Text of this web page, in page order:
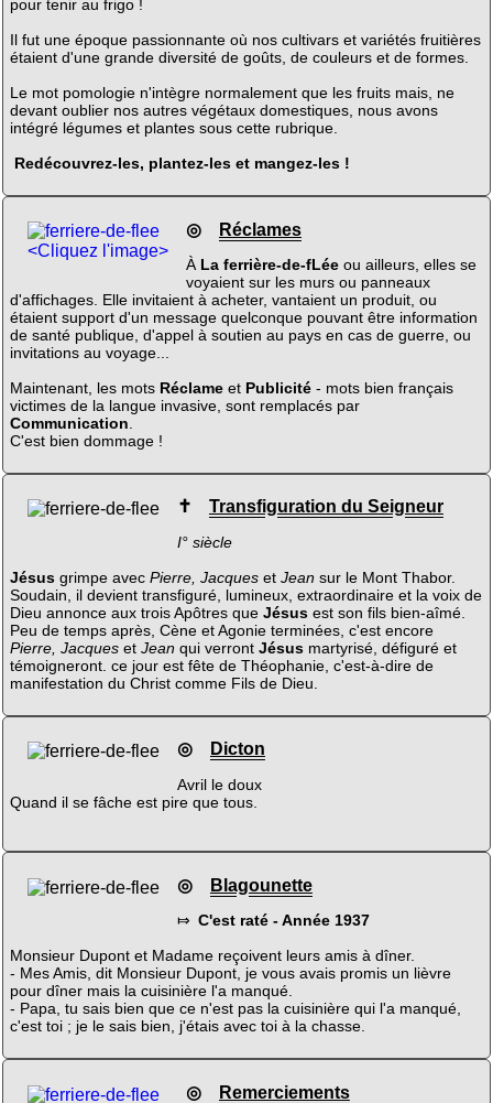
pour tenir au frigo !
Il fut une époque passionnante où nos cultivars et variétés fruitières
étaient d'une grande diversité de goûts, de couleurs et de formes.
Le mot pomologie n'intègre normalement que les fruits mais, ne
devant oublier nos autres végétaux domestiques, nous avons
intégré légumes et plantes sous cette rubrique.
Redécouvrez-les, plantez-les et mangez-les !
<Cliquez l'image>
◎ Réclames
À La ferrière-de-fLéeou ailleurs, elles se
voyaient sur les murs ou panneaux
d'affichages. Elle invitaient à acheter, vantaient un produit, ou
étaient support d'un message quelconque pouvant être information
de santé publique, d'appel à soutien au pays en cas de guerre, ou
invitations au voyage...
Maintenant, les mots Réclameet Publicité- mots bien français
victimes de la langue invasive, sont remplacés par
Communication
C'est bien dommage !
✝ Transfiguration du Seigneur
I° siècle
Jésusgrimpe avec Pierre, Jacqueset Jean sur le Mont Thabor.
Soudain, il devient transfiguré, lumineux, extraordinaire et la voix de
Dieu annonce aux trois Apôtres que Jésusest son fils bien-aîmé.
Peu de temps après, Cène et Agonie terminées, c'est encore
Pierre, Jacqueset Jean qui verront Jésusmartyrisé, défiguré et
témoigneront. ce jour est fête de Théophanie, c'est-à-dire de
manifestation du Christ comme Fils de Dieu.
◎ Dicton
Avril le doux
Quand il se fâche est pire que tous.
◎ Blagounette
⤇ C'est raté - Année 1937
Monsieur Dupont et Madame reçoivent leurs amis à dîner.
- Mes Amis, dit Monsieur Dupont, je vous avais promis un lièvre
pour dîner mais la cuisinière l'a manqué.
- Papa, tu sais bien que ce n'est pas la cuisinière qui l'a manqué,
c'est toi ; je le sais bien, j'étais avec toi à la chasse.
◎ Remerciements